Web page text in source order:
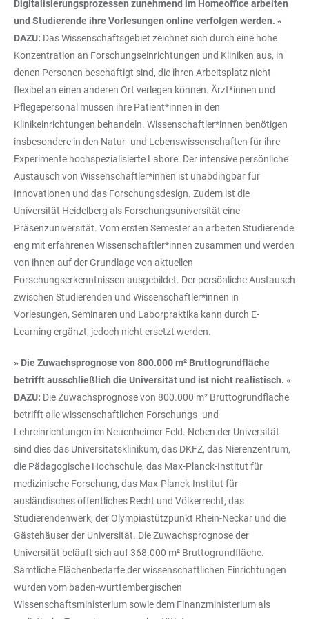
Digitalisierungsprozessen zunehmend im Homeoffice arbeiten
und Studierende ihre Vorlesungen online verfolgen werden. «
DAZU: Das Wissenschaftsgebiet zeichnet sich durch eine hohe
Konzentration an Forschungseinrichtungen und Kliniken aus, in
denen Personen beschäftigt sind, die ihren Arbeitsplatz nicht
flexibel an einen anderen Ort verlegen können. Ärzt*innen und
Pflegepersonal müssen ihre Patient*innen in den
Klinikeinrichtungen behandeln. Wissenschaftler*innen benötigen
insbesondere in den Natur- und Lebenswissenschaften für ihre
Experimente hochspezialisierte Labore. Der intensive persönliche
Austausch von Wissenschaftler*innen ist unabdingbar für
Innovationen und das Forschungsdesign. Zudem ist die
Universität Heidelberg als Forschungsuniversität eine
Präsenzuniversität. Vom ersten Semester an arbeiten Studierende
eng mit erfahrenen Wissenschaftler*innen zusammen und werden
von ihnen auf der Grundlage von aktuellen
Forschungserkenntnissen ausgebildet. Der persönliche Austausch
zwischen Studierenden und Wissenschaftler*innen in
Vorlesungen, Seminaren und Laborpraktika kann durch E-
Learning ergänzt, jedoch nicht ersetzt werden.
» Die Zuwachsprognose von 800.000 m² Bruttogrundfläche
betrifft ausschließlich die Universität und ist nicht realistisch. «
DAZU: Die Zuwachsprognose von 800.000 m² Bruttogrundfläche
betrifft alle wissenschaftlichen Forschungs- und
Lehreinrichtungen im Neuenheimer Feld. Neben der Universität
sind dies das Universitätsklinikum, das DKFZ, das Nierenzentrum,
die Pädagogische Hochschule, das Max-Planck-Institut für
medizinische Forschung, das Max-Planck-Institut für
ausländisches öffentliches Recht und Völkerrecht, das
Studierendenwerk, der Olympiastützpunkt Rhein-Neckar und die
Gästehäuser der Universität. Die Zuwachsprognose der
Universität beläuft sich auf 368.000 m² Bruttogrundfläche.
Sämtliche Flächenbedarfe der wissenschaftlichen Einrichtungen
wurden vom baden-württembergischen
Wissenschaftsministerium sowie dem Finanzministerium als